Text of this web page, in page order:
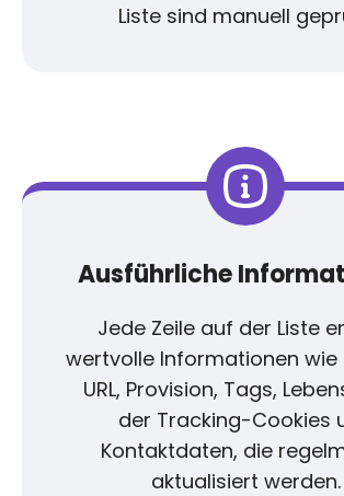
Liste sind manuell
Ausführliche
Jede Zeile auf der Liste
wertvolle Informationen wie
URL, Provision, Tags,
der Tracking-Cookies
Kontaktdaten, die
aktualisiert werden.